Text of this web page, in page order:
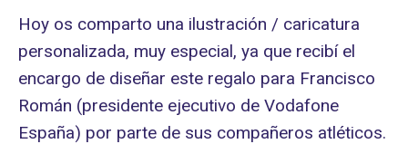
Hoy os comparto una ilustración / caricatura
personalizada, muy especial, ya que recibí el
encargo de diseñar este regalo para Francisco
Román (presidente ejecutivo de Vodafone
España) por parte de sus compañeros atléticos.